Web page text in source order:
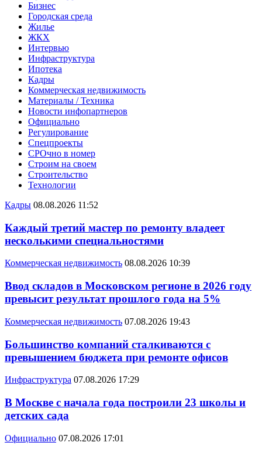
Бизнес
Городская среда
Жилье
ЖКХ
Интервью
Инфраструктура
Ипотека
Кадры
Коммерческая недвижимость
Материалы / Техника
Новости инфопартнеров
Официально
Регулирование
Спецпроекты
СРОчно в номер
Строим на своем
Строительство
Технологии
Кадры 08.08.2026 11:52
Каждый третий мастер по ремонту владеет
несколькими специальностями
Коммерческая недвижимость 08.08.2026 10:39
Ввод складов в Московском регионе в 2026 году
превысит результат прошлого года на 5%
Коммерческая недвижимость 07.08.2026 19:43
Большинство компаний сталкиваются с
превышением бюджета при ремонте офисов
Инфраструктура 07.08.2026 17:29
В Москве с начала года построили 23 школы и
детских сада
Официально 07.08.2026 17:01